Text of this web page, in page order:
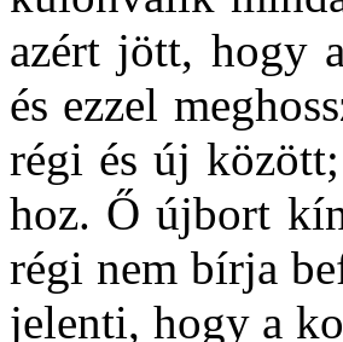
azért jött, hogy
és ezzel
régi és új
hoz. Ő újbort
régi nem bírja
jelenti, hogy a